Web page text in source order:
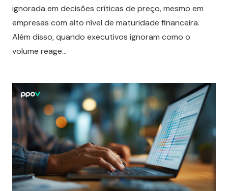
ignorada em decisões críticas de preço, mesmo em
empresas com alto nível de maturidade financeira.
Além disso, quando executivos ignoram como o
volume reage…